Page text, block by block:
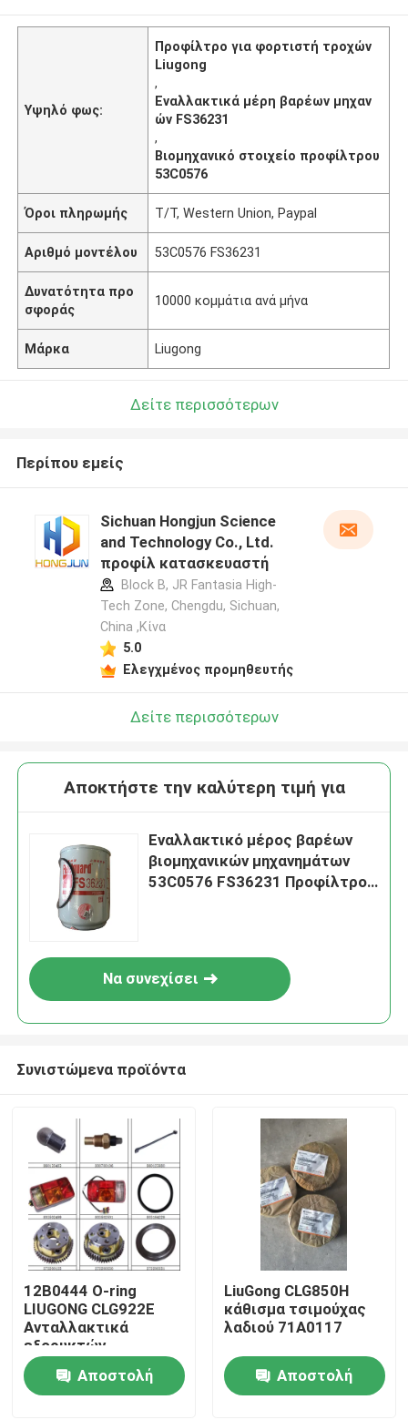
Αρχική Σελίδα
Προϊόντα
Υψηλό φως:
Προφίλτρο για φορτιστή τροχών
Liugong
,
Εναλλακτικά μέρη βαρέων μηχαν
ών FS36231
,
Βιομηχανικό στοιχείο προφίλτρου
53C0576
Όροι πληρωμής T/T, Western Union, Paypal
Αριθμό μοντέλου 53C0576 FS36231
Δυνατότητα προ
σφοράς
10000 κομμάτια ανά μήνα
Μάρκα Liugong
Δείτε περισσότερων
Περίπου εμείς
Sichuan Hongjun Science
and Technology Co., Ltd.
προφίλ κατασκευαστή
Block B, JR Fantasia High-
Tech Zone, Chengdu, Sichuan,
China ,Κίνα
5.0
Ελεγχμένος προμηθευτής
Δείτε περισσότερων
Αποκτήστε την καλύτερη τιμή για
Εναλλακτικό μέρος βαρέων
βιομηχανικών μηχανημάτων
53C0576 FS36231 Προφίλτρο
Να συνεχίσει
Συνιστώμενα προϊόντα
12Β0444 Ο-ring
LIUGONG CLG922E
Ανταλλακτικά
εξορυκτών
Αποστολή
LiuGong CLG850H
κάθισμα τσιμούχας
λαδιού 71A0117
Αποστολή